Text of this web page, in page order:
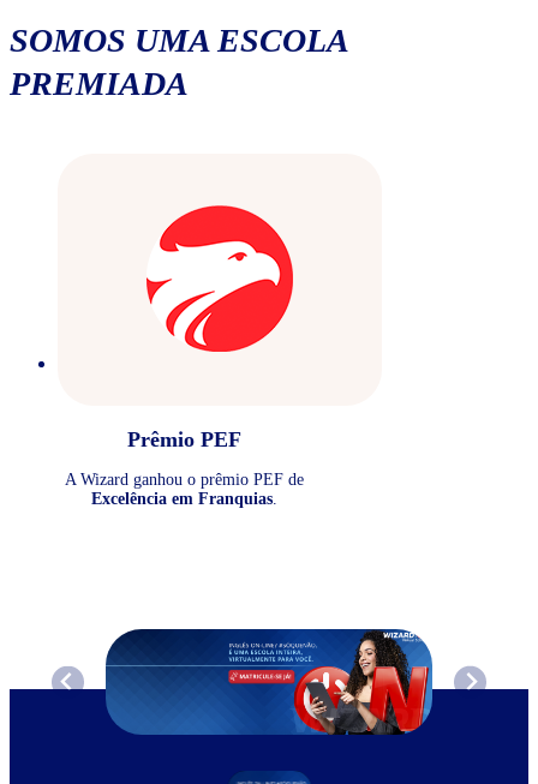
SOMOS UMA ESCOLA
PREMIADA
Prêmio PEF
A Wizard ganhou o prêmio PEF de
Excelência em Franquias.